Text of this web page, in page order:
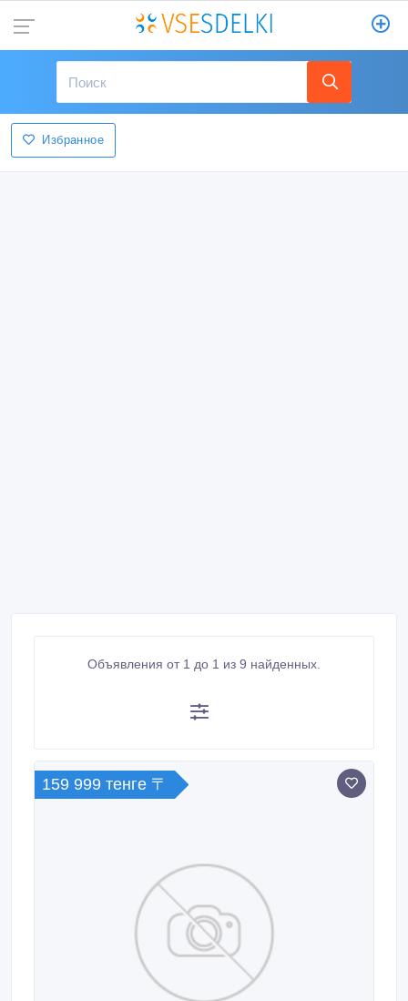
Избранное
Объявления от 1 до 1 из 9 найденных.
159 999 тенге 〒